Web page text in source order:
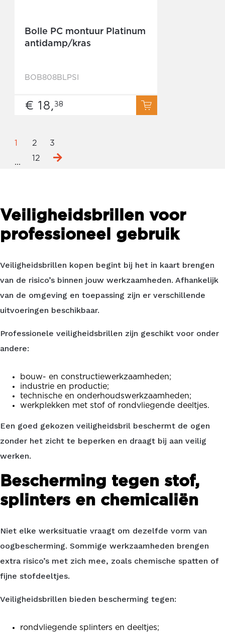
Bolle PC montuur Platinum
antidamp/kras
BOB808BLPSI
€ 18,38
1 2 3
... 12
Veiligheidsbrillen voor
professioneel gebruik
Veiligheidsbrillen kopen begint bij het in kaart brengen
van de risico’s binnen jouw werkzaamheden. Afhankelijk
van de omgeving en toepassing zijn er verschillende
uitvoeringen beschikbaar.
Professionele veiligheidsbrillen zijn geschikt voor onder
andere:
bouw- en constructiewerkzaamheden;
industrie en productie;
technische en onderhoudswerkzaamheden;
werkplekken met stof of rondvliegende deeltjes.
Een goed gekozen veiligheidsbril beschermt de ogen
zonder het zicht te beperken en draagt bij aan veilig
werken.
Bescherming tegen stof,
splinters en chemicaliën
Niet elke werksituatie vraagt om dezelfde vorm van
oogbescherming. Sommige werkzaamheden brengen
extra risico’s met zich mee, zoals chemische spatten of
fijne stofdeeltjes.
Veiligheidsbrillen bieden bescherming tegen:
rondvliegende splinters en deeltjes;